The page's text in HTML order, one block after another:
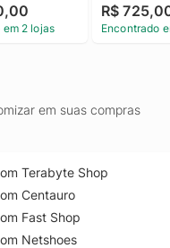
em 2 lojas
R$
Encontrado
em suas compras
Terabyte Shop
Centauro
Fast Shop
Netshoes